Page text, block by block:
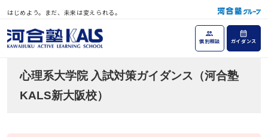
はじめよう。まだ、未来は変えられる。
個別相談 ガイダンス
心理系大学院 入試対策ガイダンス（河合塾
KALS新大阪校）